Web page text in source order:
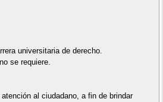
universitaria de derecho.
se requiere.
al ciudadano, a fin de brindar